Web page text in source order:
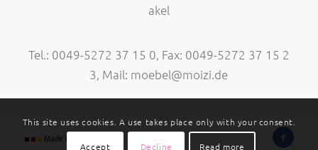
akel
Tel.: 0049-5272 37 15 0, Fax: 0049-5272 37 15 2
3, Mail: moebel@moizi.de
This site uses cookies. A use takes place only with your consent.
Accept Decline Read more